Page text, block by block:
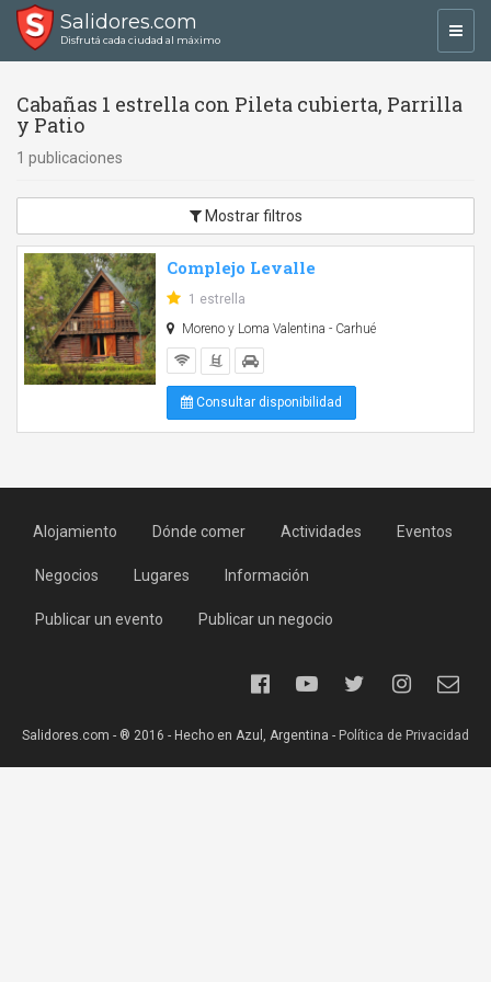
Salidores.com
Disfrutá cada ciudad al máximo
Cabañas 1 estrella con Pileta cubierta, Parrilla
y Patio
1 publicaciones
Mostrar filtros
Complejo Levalle
1 estrella
Moreno y Loma Valentina - Carhué
Consultar disponibilidad
Alojamiento Dónde comer Actividades Eventos
Negocios Lugares Información
Publicar un evento Publicar un negocio
Salidores.com - ® 2016 - Hecho en Azul, Argentina - Política de Privacidad